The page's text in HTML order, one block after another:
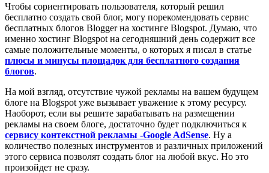
Чтобы сориентировать пользователя, который решил
бесплатно создать свой блог, могу порекомендовать сервис
бесплатных блогов Blogger на хостинге Blogspot. Думаю, что
именно хостинг Blogspot на сегодняшний день содержит все
самые положительные моменты, о которых я писал в статье
плюсы и минусы площадок для бесплатного создания
блогов.
На мой взгляд, отсутствие чужой рекламы на вашем будущем
блоге на Blogspot уже вызывает уважение к этому ресурсу.
Наоборот, если вы решите зарабатывать на размещении
рекламы на своем блоге, достаточно будет подключиться к
сервису контекстной рекламы -Google AdSense. Ну а
количество полезных инструментов и различных приложений
этого сервиса позволят создать блог на любой вкус. Но это
произойдет не сразу.